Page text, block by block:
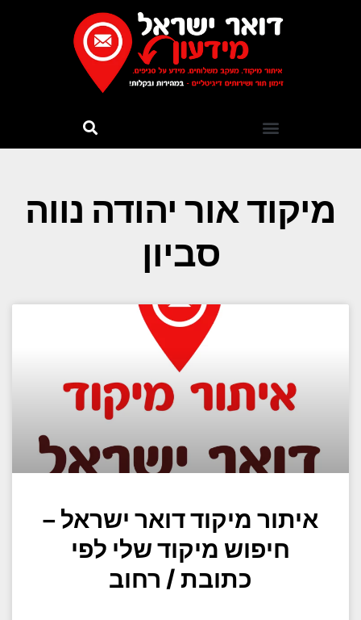
מיקוד אור יהודה נווה
סביון
איתור מיקוד דואר ישראל –
חיפוש מיקוד שלי לפי
כתובת / רחוב